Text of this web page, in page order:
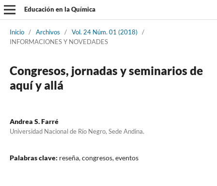
Educación en la Química
Inicio / Archivos / Vol. 24 Núm. 01 (2018)
/
INFORMACIONES Y NOVEDADES
Congresos, jornadas y seminarios de
aquí y allá
Andrea S. Farré
Universidad Nacional de Río Negro, Sede Andina.
Palabras clave: reseña, congresos, eventos